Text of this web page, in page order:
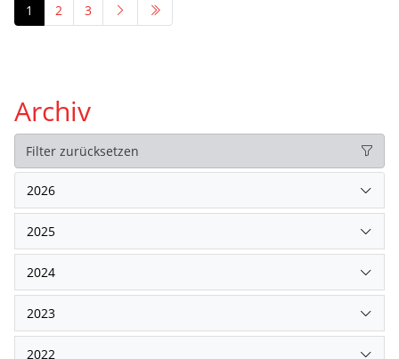
1 2 3
Archiv
Filter zurücksetzen
2026
2025
2024
2023
2022